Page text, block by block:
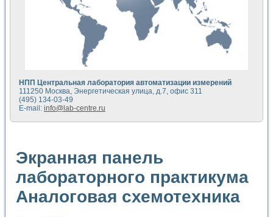
Автоматизированная установка по измерению временных
Автоматизированный лабораторный комплекс на базе
Визуализация моделирования и оптимизации тепловой
Виртуальный прибор для исследования функциональных
Исследование возможности создания экономичного
Исследование кинетики движения макрочастиц в
Метод прогнозирования свойств дисперсных продуктов
Недорогая система управления сверхпроводящим
Применение технологий NI в курсе экспериментальной
Расчет переноса аэрозоля и выпадения осадка в
Применение NI VISION для геометрического анализа в
Управление движением с помощью программно -
Определение параметров всплывающих газовых
Система управления асинхронным тиристорным
НПП Центральная лаборатория автоматизации измерений
111250 Москва, Энергетическая улица, д.7, офис 311
(495) 134-03-49
E-mail: info@lab-centre.ru
Экранная панель
лабораторного практикума
Аналоговая схемотехника